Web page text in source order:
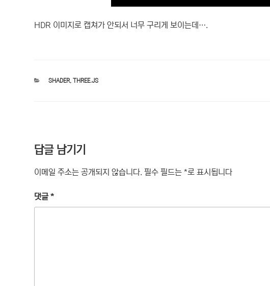
HDR 이미지로 캡쳐가 안되서 너무 구리게 보이는데….
카
SHADER, THREE.JS
답글 남기기
이메일 주소는 공개되지 않습니다. 필수 필드는*로 표시됩니다
댓글*